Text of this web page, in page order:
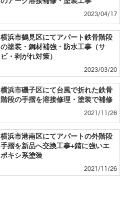
2023/04/17
横浜市鶴見区にてアパート鉄骨階段
の塗装・鋼材補強・防水工事（サ
ビ・剥がれ対策）
2023/03/20
横浜市磯子区にて台風で折れた鉄骨
階段の手摺を溶接修理・塗装で補修
2021/11/26
横浜市港南区にてアパートの外階段
手摺を新品へ交換工事+錆に強いエ
ポキシ系塗装
2021/11/26